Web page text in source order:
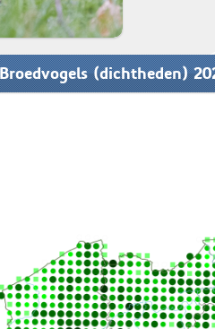
Broedvogels (dichtheden)